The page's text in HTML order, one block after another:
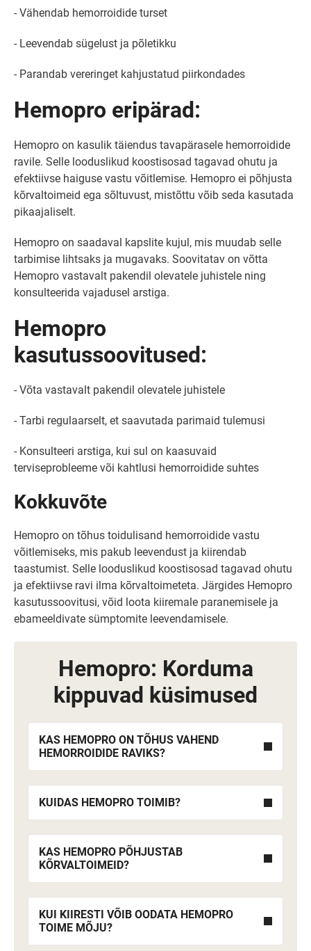
- Vähendab hemorroidide turset
- Leevendab sügelust ja põletikku
- Parandab vereringet kahjustatud piirkondades
Hemopro eripärad:
Hemopro on kasulik täiendus tavapärasele hemorroidide
ravile. Selle looduslikud koostisosad tagavad ohutu ja
efektiivse haiguse vastu võitlemise. Hemopro ei põhjusta
kõrvaltoimeid ega sõltuvust, mistõttu võib seda kasutada
pikaajaliselt.
Hemopro on saadaval kapslite kujul, mis muudab selle
tarbimise lihtsaks ja mugavaks. Soovitatav on võtta
Hemopro vastavalt pakendil olevatele juhistele ning
konsulteerida vajadusel arstiga.
Hemopro
kasutussoovitused:
- Võta vastavalt pakendil olevatele juhistele
- Tarbi regulaarselt, et saavutada parimaid tulemusi
- Konsulteeri arstiga, kui sul on kaasuvaid
terviseprobleeme või kahtlusi hemorroidide suhtes
Kokkuvõte
Hemopro on tõhus toidulisand hemorroidide vastu
võitlemiseks, mis pakub leevendust ja kiirendab
taastumist. Selle looduslikud koostisosad tagavad ohutu
ja efektiivse ravi ilma kõrvaltoimeteta. Järgides Hemopro
kasutussoovitusi, võid loota kiiremale paranemisele ja
ebameeldivate sümptomite leevendamisele.
Hemopro: Korduma
kippuvad küsimused
KAS HEMOPRO ON TÕHUS VAHEND
HEMORROIDIDE RAVIKS?
KUIDAS HEMOPRO TOIMIB?
KAS HEMOPRO PÕHJUSTAB
KÕRVALTOIMEID?
KUI KIIRESTI VÕIB OODATA HEMOPRO
TOIME MÕJU?